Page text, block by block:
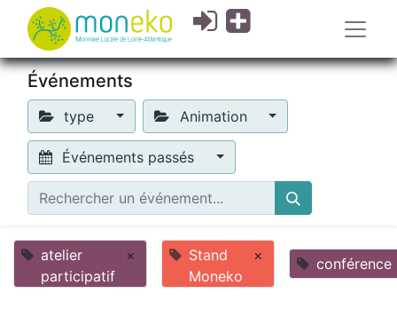
Événements
type Animation
Événements passés
atelier
participatif
×
Stand
Moneko
× conférence